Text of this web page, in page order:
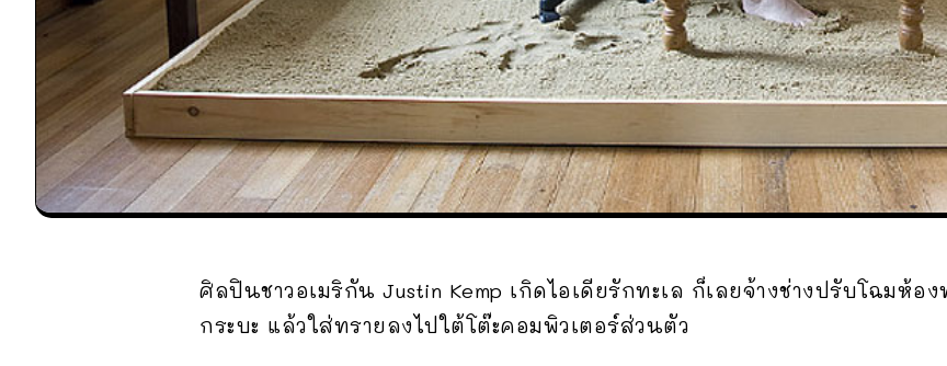
ศิลปินชาวอเมริกัน Justin Kemp เกิดไอเดียรักทะเล ก็เลยจ้างช่างปรับโฉมห้อ
กระบะ แล้วใส่ทรายลงไปใต้โต๊ะคอมพิวเตอร์ส่วนตัว